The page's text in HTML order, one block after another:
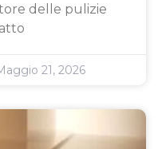
delle pulizie
21, 2026